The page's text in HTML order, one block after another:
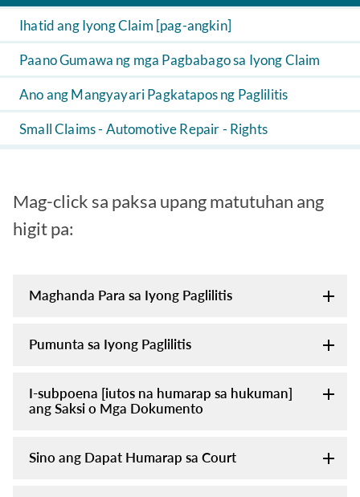
Ihatid ang Iyong Claim [pag-angkin]
Paano Gumawa ng mga Pagbabago sa Iyong Claim
Ano ang Mangyayari Pagkatapos ng Paglilitis
Small Claims - Automotive Repair - Rights
Mag-click sa paksa upang matutuhan ang
higit pa:
Maghanda Para sa Iyong Paglilitis
Pumunta sa Iyong Paglilitis
I-subpoena [iutos na humarap sa hukuman]
ang Saksi o Mga Dokumento
Sino ang Dapat Humarap sa Court